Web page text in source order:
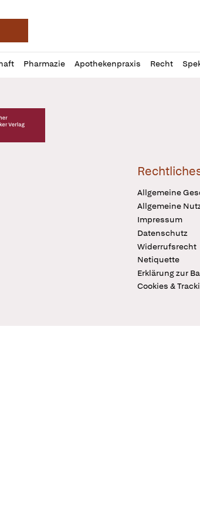
Pharmazie Apothekenpraxis Recht
Verlag Logo
Allgemeine
Allgemeine
Impressum
Datenschutz
Widerrufsrecht
Netiquette
Erklärung zur
Cookies &